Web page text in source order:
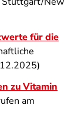
für die
zu Vitamin
am